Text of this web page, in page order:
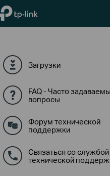
TP-Link, Reliably Smart
Загрузки
FAQ - Часто
вопросы
Форум технической
поддержки
Связаться со службой
технической